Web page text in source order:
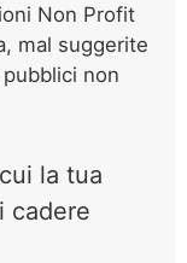
Non Profit
mal suggerite
non
la tua
cadere